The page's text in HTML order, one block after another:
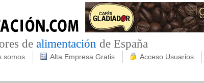
de alimentación de España
somos Alta Empresa Gratis Acceso Usuarios